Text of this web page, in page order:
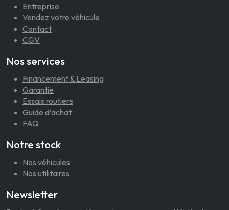
Entreprise
Vendez votre véhicule
Contact
CGV
Nos services
Financement & Leasing
Garantie
Essais routiers
Guide d’achat
FAQ
Notre stock
Nos véhicules
Nos utilitaires
Newsletter